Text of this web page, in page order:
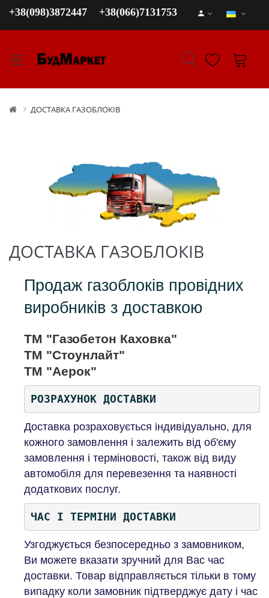
+38(098)3872447 +38(066)7131753
ДОСТАВКА ГАЗОБЛОКІВ
ДОСТАВКА ГАЗОБЛОКІВ
Продаж газоблоків провідних
виробників з доставкою
ТМ "Газобетон Каховка"
ТМ "Стоунлайт"
ТМ "Аерок"
РОЗРАХУНОК ДОСТАВКИ
Доставка розраховується індивідуально, для
кожного замовлення і залежить від об'єму
замовлення і терміновості, також від виду
автомобіля для перевезення та наявності
додаткових послуг.
ЧАС І ТЕРМІНИ ДОСТАВКИ
Узгоджується безпосередньо з замовником,
Ви можете вказати зручний для Вас час
доставки. Товар відправляється тільки в тому
випадку коли замовник підтверджує дату і час